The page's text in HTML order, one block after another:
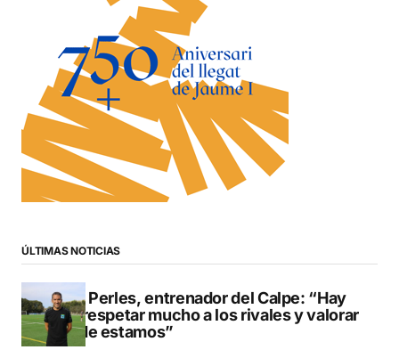
ÚLTIMAS NOTICIAS
Pere Perles, entrenador del Calpe: “Hay
que respetar mucho a los rivales y valorar
dónde estamos”